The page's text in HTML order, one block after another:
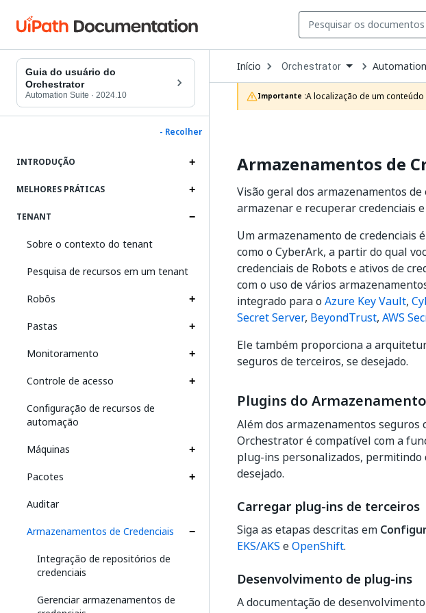
Guia do usuário do
Orchestrator
Automation Suite · 2024.10
- Recolher
INTRODUÇÃO
MELHORES PRÁTICAS
TENANT
Sobre o contexto do tenant
Pesquisa de recursos em um tenant
Robôs
Pastas
Monitoramento
Controle de acesso
Configuração de recursos de
automação
Máquinas
Pacotes
Auditar
Armazenamentos de Credenciais
Integração de repositórios de
credenciais
Gerenciar armazenamentos de
Início Open
Dropdown
to
choose
product
Orchestrator
Importante :A localização de um
Armazenamentos de
Visão geral dos armazenamentos
armazenar e recuperar credenciais
Um armazenamento de credenciais
como o CyberArk, a partir do qual
credenciais de Robots e ativos de
com o uso de vários
integrado para o Azure Key Vault,
Secret Server, BeyondTrust, AWS
Ele também proporciona a
seguros de terceiros, se desejado.
Plugins do
Além dos armazenamentos
Orchestrator é compatível com a
plug-ins personalizados, permitindo
desejado.
Carregar plug-ins de terceiros
Siga as etapas descritas em
EKS/AKS eOpenShift.
Desenvolvimento de plug-ins
A documentação de